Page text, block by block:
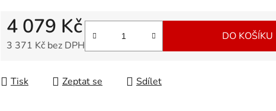
4 079 Kč
3 371 Kč bez DPH
DO KOŠÍKU
Tisk Zeptat se Sdílet